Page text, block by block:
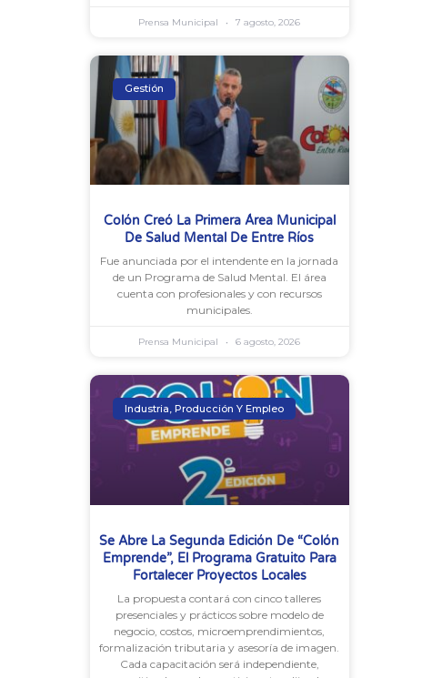
Prensa Municipal 7 agosto, 2026
Gestión
Colón Creó La Primera Área Municipal
De Salud Mental De Entre Ríos
Fue anunciada por el intendente en la jornada
de un Programa de Salud Mental. El área
cuenta con profesionales y con recursos
municipales.
Prensa Municipal 6 agosto, 2026
Industria, Producción Y Empleo
Se Abre La Segunda Edición De “Colón
Emprende”, El Programa Gratuito Para
Fortalecer Proyectos Locales
La propuesta contará con cinco talleres
presenciales y prácticos sobre modelo de
negocio, costos, microemprendimientos,
formalización tributaria y asesoría de imagen.
Cada capacitación será independiente,